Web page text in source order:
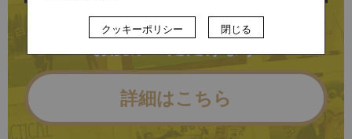
に会員登録すると
詳細はこちら
クッキーポリシー 閉じる